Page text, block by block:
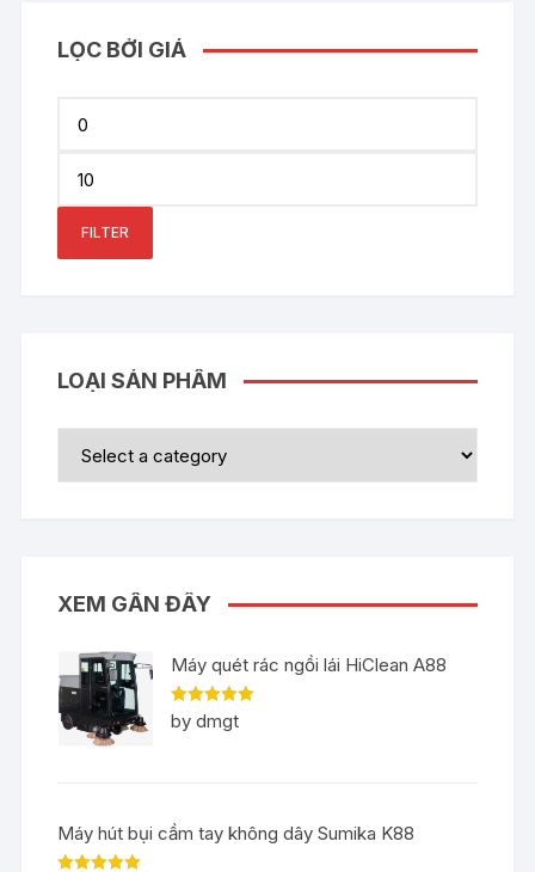
LỌC BỞI GIÁ
FILTER
LOẠI SẢN PHẨM
XEM GẦN ĐÂY
Máy quét rác ngồi lái HiClean A88
Rated5out
of 5
by dmgt
Máy hút bụi cầm tay không dây Sumika K88